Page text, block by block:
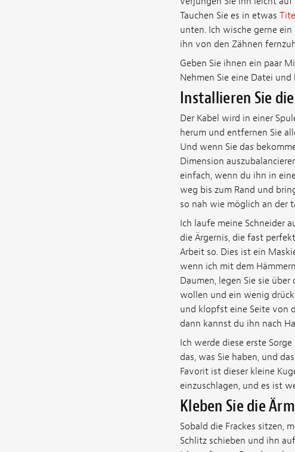
Tauchen Sie es in etwas
unten. Ich wische gerne
ihn von den Zähnen
Geben Sie ihnen ein paar
Nehmen Sie eine Datei
Installieren Sie
Der Kabel wird in einer
herum und entfernen Sie
Und wenn Sie das
Dimension
einfach, wenn du ihn in
weg bis zum Rand und
so nah wie möglich an der
Ich laufe meine Schneider
die Ärgernis, die fast
Arbeit so. Dies ist ein
wenn ich mit dem
Daumen, legen Sie sie
wollen und ein wenig
und klopfst eine Seite von
dann kannst du ihn nach
Ich werde diese erste
das, was Sie haben, und
Favorit ist dieser kleine
einzuschlagen, und es ist
Kleben Sie die
Sobald die Frackes sitzen,
Schlitz schieben und ihn